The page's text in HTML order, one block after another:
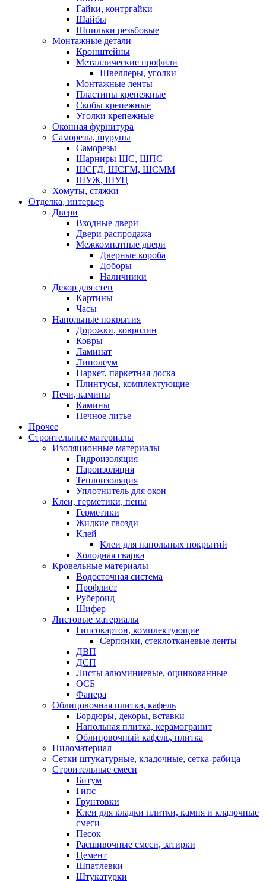
Гайки, контргайки
Шайбы
Шпильки резьбовые
Монтажные детали
Кронштейны
Металлические профили
Швеллеры, уголки
Монтажные ленты
Пластины крепежные
Скобы крепежные
Уголки крепежные
Оконная фурнитура
Саморезы, шурупы
Саморезы
Шарниры ШС, ШПС
ШСГД, ШСГМ, ШСММ
ШУЖ, ШУЦ
Хомуты, стяжки
Отделка, интерьер
Двери
Входные двери
Двери распродажа
Межкомнатные двери
Дверные короба
Доборы
Наличники
Декор для стен
Картины
Часы
Напольные покрытия
Дорожки, ковролин
Ковры
Ламинат
Линолеум
Паркет, паркетная доска
Плинтусы, комплектующие
Печи, камины
Камины
Печное литье
Прочее
Строительные материалы
Изоляционные материалы
Гидроизоляция
Пароизоляция
Теплоизоляция
Уплотнитель для окон
Клеи, герметики, пены
Герметики
Жидкие гвозди
Клей
Клеи для напольных покрытий
Холодная сварка
Кровельные материалы
Водосточная система
Профлист
Рубероид
Шифер
Листовые материалы
Гипсокартон, комплектующие
Серпянки, стеклотканевые ленты
ДВП
ДСП
Листы алюминиевые, оцинкованные
ОСБ
Фанера
Облицовочная плитка, кафель
Бордюры, декоры, вставки
Напольная плитка, керамогранит
Облицовочный кафель, плитка
Пиломатериал
Сетки штукатурные, кладочные, сетка-рабица
Строительные смеси
Битум
Гипс
Грунтовки
Клеи для кладки плитки, камня и кладочные
смеси
Песок
Расшивочные смеси, затирки
Цемент
Шпатлевки
Штукатурки